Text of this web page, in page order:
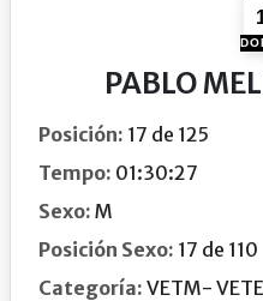
PABLO
Posición: 17 de 125
Tempo: 01:30:27
Sexo: M
Posición Sexo: 17 de 110
Categoría: VETM-